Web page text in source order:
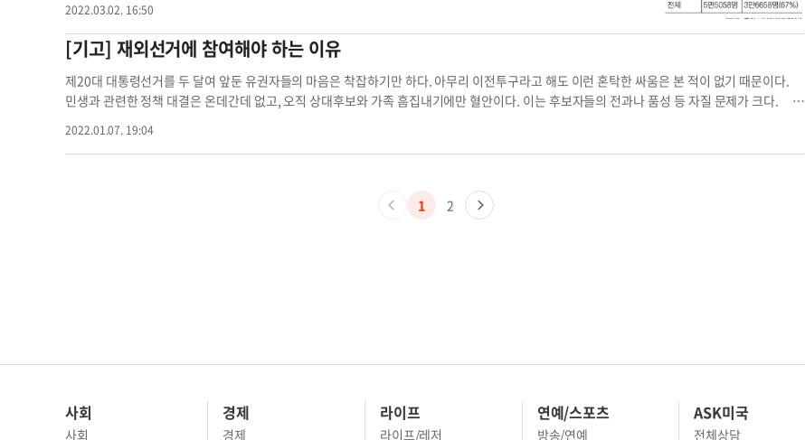
선수 14명과 단장 이동렬, 총감독 백민애, 봉사자4명, 선수 부모 8명 등 총 28명으로 구성됐다. 이번 제1회 전미주 장
애인 체전은 16개 지역에서 선수와 보호자 포함 700여명이 참가할 예정이다. 시카고 선수단은 1만5천여달러의 예
산 기금을 모금 중이다. 성금 기탁과 참가 문의는 시카고 선수단(전화 224-578-1675)으로 연락하면 된다. 박우성
위원체육축제 참여 체육축제 기대 이동렬 선수단장 시카고 선수단
투표했다. 이는 지난 19대 대선 때 미국 재외선거 투표자 4만8487명(71.1%)과 비교해도 한참 적은 수치다. 주요공
관별 재외 투표자수와 투표율은 뉴욕 6732명(67.5%), LA 7252명(70.7%), 시카고 3999명(66.2%), 워싱턴DC 29
94명(70%), 시애틀 2151명(68.9%)로 집계됐다. 이번 재외선거의 전세계 재외국민 등록 유권자는 22만6162명
으로 이중 16만1878명이 투표에 참여했다. 투표율은 71.6%이다. 이는 지난 19대 대선투표율 75.3%보다 낮고 18대
대선 71.1%와 비슷했다. 하지만 투표자수에서는 20대가 19대와 비교해 6만103명이나 적게 나타났다. 이런 가운
심이 승부에 결정적인 역할을 할 수 있다는 관측이 제기된다. 2일(한국시간) 이재명 더불어민주당 후보와 윤석열 국
민의힘 후보의 지지율이 0.1%포인트 차이라는 여론조사 결과가 발표됐다. 여론조사업체 미디어리서치가 OBS의 의
9%로 오차범위(95% 신뢰수준 ±3.1%포인트) 내 접전을 펼쳤다. 따라서 이런 초박빙 판세가 지속될 경우 재외투표
16만여 표가 결정적 역할을 할 수도 있을 전망이다. 장은주 기자재외선거 참여 대선 재외선거 재외선거 투표자 이번
2022.03.02. 16:50
[기고] 재외선거에 참여해야 하는 이유
제20대 대통령선거를 두 달여 앞둔 유권자들의 마음은 착잡하기만 하다. 아무리 이전투구라고 해도 이런 혼탁한 싸움은 본 적이 없기 때문이다.
민생과 관련한 정책 대결은 온데간데 없고, 오직 상대후보와 가족 흠집내기에만 혈안이다. 이는 후보자들의 전과나 품성 등 자질 문제가 크다. 백
에서 드러난 여야 두 후보의 철학과 경제 해법은 부실하기 짝이 없다. ‘정치는 4류’라는 고 이건희 삼성 회장의 외침이 저절로 떠오른다. 여당후보
는 화려한 언변에도 앞뒤가 맞지 않는다. 진보적이고 공정을 강조하는 좌파라면서도, 공리주의를 주장하는 것은 철학과 경제관의 빈곤을 반증한
이라고 목소리를 높이지만 거기에서 끝이다. 뭘 어떻게 바꾸겠다는 것인지 설득력이 부족하다. 두 후보 모두 현대적 리더에게 필요한 합리적 공
감과 비전 제시 등의 능력이 취약하다. 이 약점은 각 당의 선거참모들이 메워야 하는데 오직 선거공학적 표계산만 하고 있다. 상대후보 비난에만 열
다. 말할 것도 없이 불합리한 투표 방식이 주원인이다. 불편하기 짝이 없는 선거법 전면 개정은 꼭 필요하다. 한인들의 숙원인 투표하기 쉬운 환
경, 다시 말해 우편투표나 투표소 확대 등은 꼭 이뤄져야 한다. 그렇지만 ‘우는 아이 젖 준다’는 격언이 있듯이, 주권 당사자가 가만히 있으면 빈곤
2022.01.07. 19:04
1 2
사회
사회
경제
경제
라이프
라이프/레저
연예/스포츠
방송/연예
ASK미국
전체상담